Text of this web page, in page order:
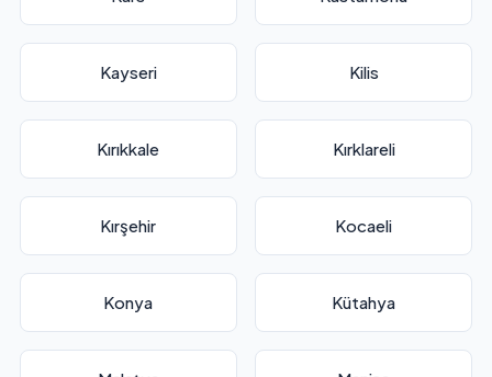
Kayseri Kilis
Kırıkkale Kırklareli
Kırşehir Kocaeli
Konya Kütahya